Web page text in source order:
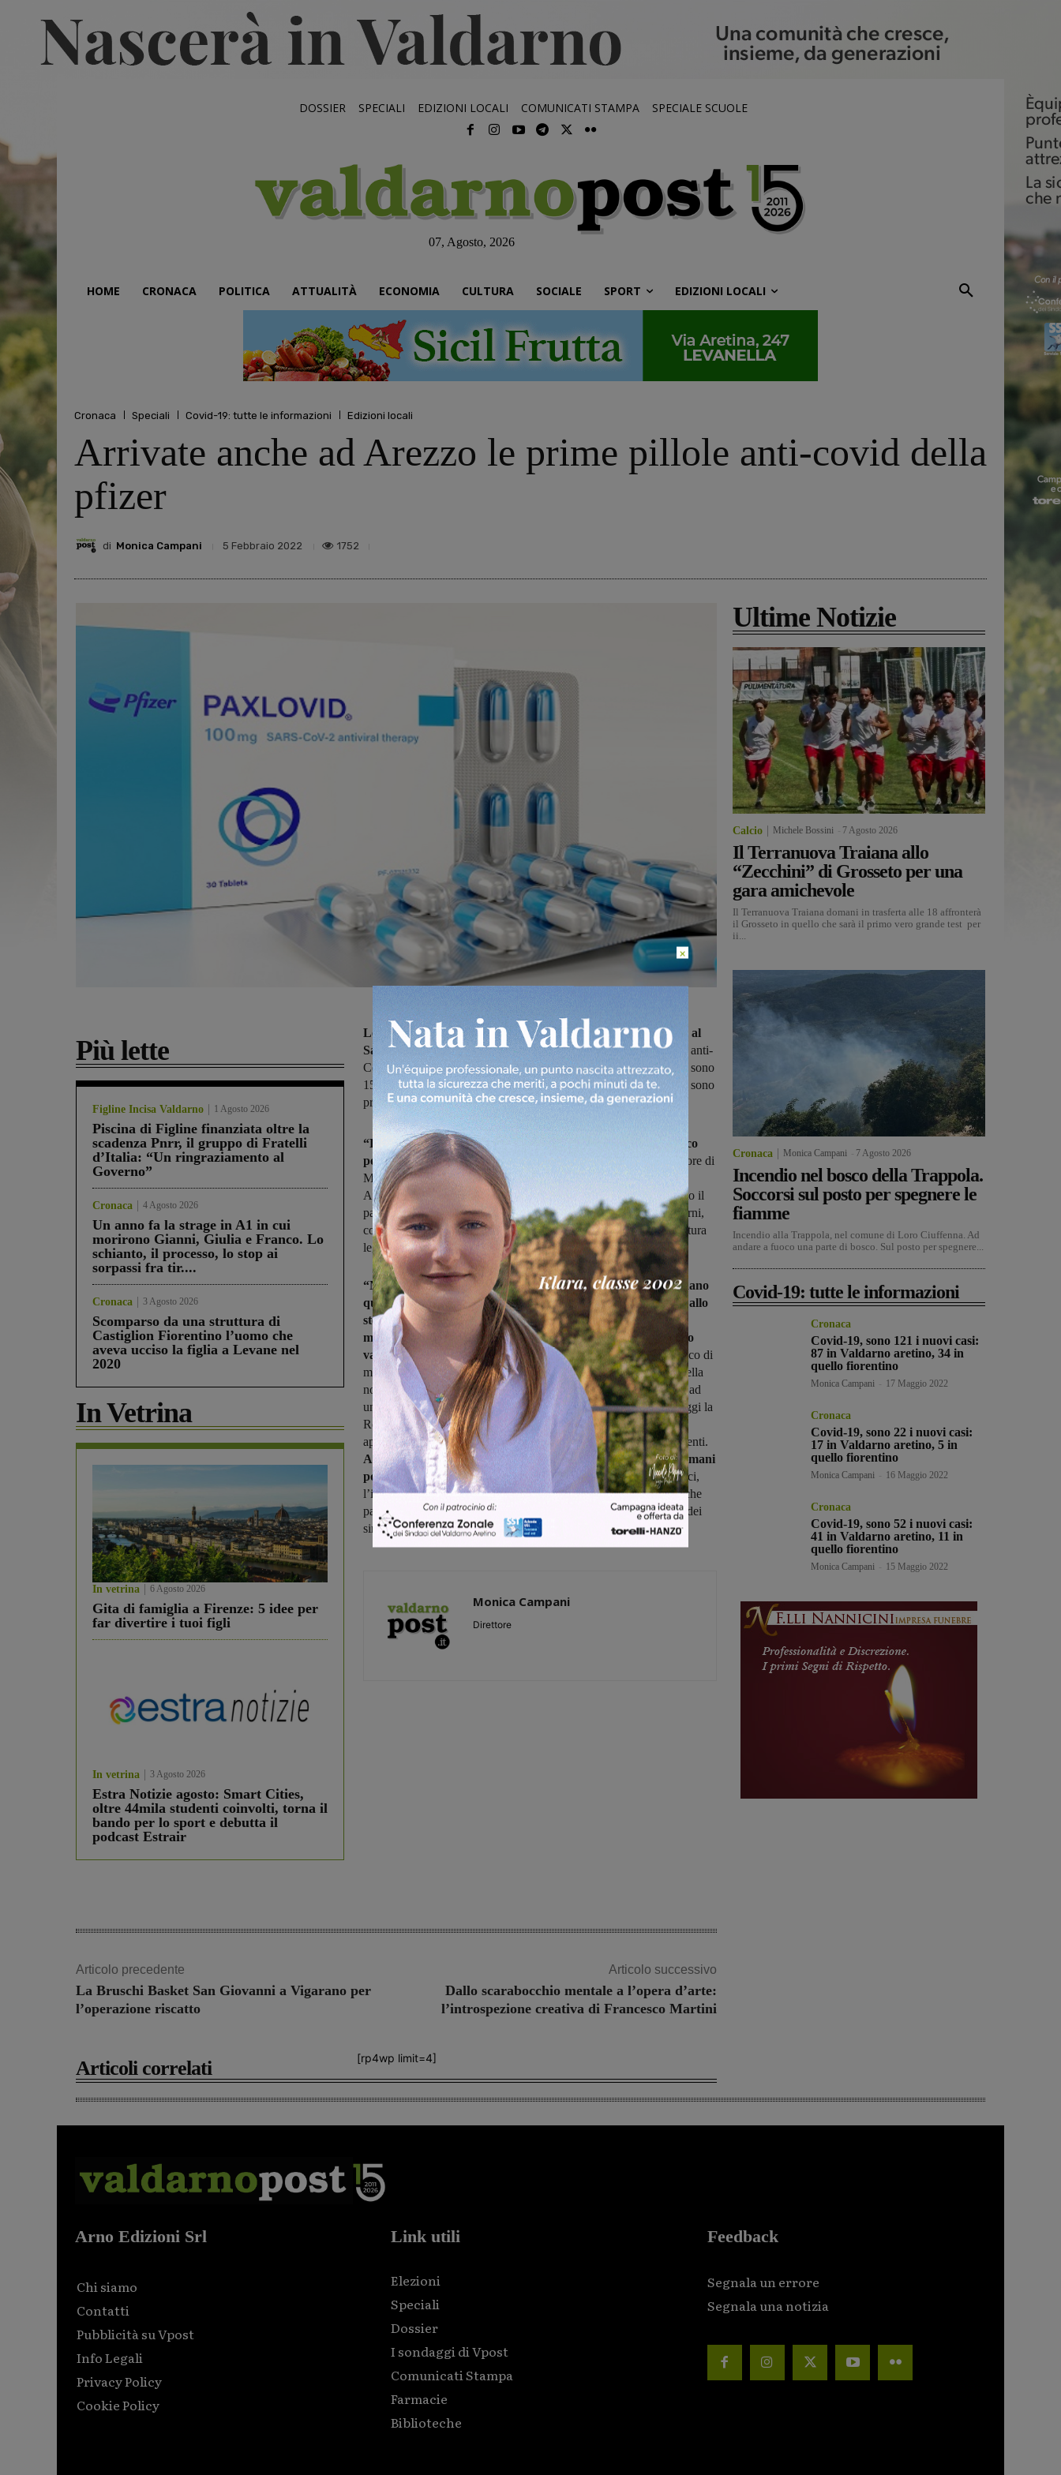
DOSSIER SPECIALI EDIZIONI LOCALI COMUNICATI STAMPA SPECIALE SCUOLE
07, Agosto, 2026
HOME CRONACA POLITICA ATTUALITÀ ECONOMIA CULTURA SOCIALE SPORT EDIZIONI LOCALI
Cronaca Speciali Covid-19: tutte le informazioni Edizioni locali
Arrivate anche ad Arezzo le prime pillole anti-covid della
pfizer
di Monica Campani 5 Febbraio 2022 1752
Più lette
Figline Incisa Valdarno 1 Agosto 2026
Piscina di Figline finanziata oltre la
scadenza Pnrr, il gruppo di Fratelli
d’Italia: “Un ringraziamento al
Governo”
Cronaca 4 Agosto 2026
Un anno fa la strage in A1 in cui
morirono Gianni, Giulia e Franco. Lo
schianto, il processo, lo stop ai
sorpassi fra tir....
Cronaca 3 Agosto 2026
Scomparso da una struttura di
Castiglion Fiorentino l’uomo che
aveva ucciso la figlia a Levane nel
2020
In Vetrina
In vetrina 6 Agosto 2026
Gita di famiglia a Firenze: 5 idee per
far divertire i tuoi figli
In vetrina 3 Agosto 2026
Estra Notizie agosto: Smart Cities,
oltre 44mila studenti coinvolti, torna il
bando per lo sport e debutta il
podcast Estrair
Le pillole anti-covid della pfizer Paxlovid sono arrivate anche al
San Donato di Arezzo.Si tratta al momento dell’unico antivirale anti-
Covid per via orale approvato dalle autorità europee. Attualmente sono
150 i trattamenti a disposizione e saranno utilizzati per i casi dove sono
presenti maggiori rischi di complicanze.
“Da oggi anche ad Arezzo, finalmente l’armentario terapeutico
per trattare il covid a domicilio è completo –
comunica il direttore di
Malattie Infettive dell’Ospedale San Donato Danilo Tacconi –
Abbiamo anticorpi monoclonali e antivirali, e da oggi si è aggiunto il
paxlovid: farmaco da assumere per via orale per un totale di 5 giorni,
con un efficacia nel prevenire le complicanze da Covid-19 addirittura
leggermente superiore rispetto ai monoclonali”.
“Non sono farmaci disponibili per tutti, le indicazioni riguardano
quei soggetti affetti da infezione da SarsCov2 che presentano allo
stesso tempo delle patologie che li potrebbero esporre ad un
maggior rischio di complicanze, indipendentemente dallo stato
vaccinale. Ovviamente sarà compito del medico Usca o del Medico di
medicina generale segnalare il paziente al centro di riferimento (nella
nostra Azienda sono i reparti di Malattie infettive) che poi in base ad
una serie di valutazioni deciderà il trattamento più appropriato. Oggi la
Regione Toscana ha distribuito alle farmacie ospedaliere un
approvvigionamento di Paxlovid che si aggiunge agli altri trattamenti.
Ad Arezzo sono arrivati i primi 150 trattamenti che già da domani
potranno essere utilizzati.Rimane sempre, per tutti questi farmaci,
l’importanza di una somministrazione precoce, nello specifico anche
paxlovid, come molnupiravir, entro cinque giorni dalla comparsa dei
sintomi.”
Monica Campani
Direttore
Articolo precedente
La Bruschi Basket San Giovanni a Vigarano per
l’operazione riscatto
Articolo successivo
Dallo scarabocchio mentale a l’opera d’arte:
l’introspezione creativa di Francesco Martini
[rp4wp limit=4]
Articoli correlati
Ultime Notizie
Calcio Michele Bossini 7 Agosto 2026
Il Terranuova Traiana allo
“Zecchini” di Grosseto per una
gara amichevole
Il Terranuova Traiana domani in trasferta alle 18 affronterà
il Grosseto in quello che sarà il primo vero grande test per
ii...
Cronaca Monica Campani 7 Agosto 2026
Incendio nel bosco della Trappola.
Soccorsi sul posto per spegnere le
fiamme
Incendio alla Trappola, nel comune di Loro Ciuffenna. Ad
andare a fuoco una parte di bosco. Sul posto per spegnere...
Covid-19: tutte le informazioni
Cronaca
Covid-19, sono 121 i nuovi casi:
87 in Valdarno aretino, 34 in
quello fiorentino
Monica Campani 17 Maggio 2022
Cronaca
Covid-19, sono 22 i nuovi casi:
17 in Valdarno aretino, 5 in
quello fiorentino
Monica Campani 16 Maggio 2022
Cronaca
Covid-19, sono 52 i nuovi casi:
41 in Valdarno aretino, 11 in
quello fiorentino
Monica Campani 15 Maggio 2022
Arno Edizioni Srl
Chi siamo
Contatti
Pubblicità su Vpost
Info Legali
Privacy Policy
Cookie Policy
Link utili
Elezioni
Speciali
Dossier
I sondaggi di Vpost
Comunicati Stampa
Farmacie
Biblioteche
Feedback
Segnala un errore
Segnala una notizia
×